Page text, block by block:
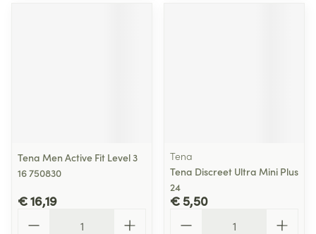
Tena Men Active Fit Level 3
16 750830
€ 16,19
Tena
Tena Discreet Ultra Mini Plus
24
€ 5,50